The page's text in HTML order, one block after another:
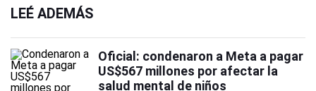
LEÉ ADEMÁS
Oficial: condenaron a Meta a pagar
US$567 millones por afectar la
salud mental de niños